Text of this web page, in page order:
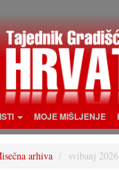
MOJE MIŠLJENJE
arhiva svibanj 2026